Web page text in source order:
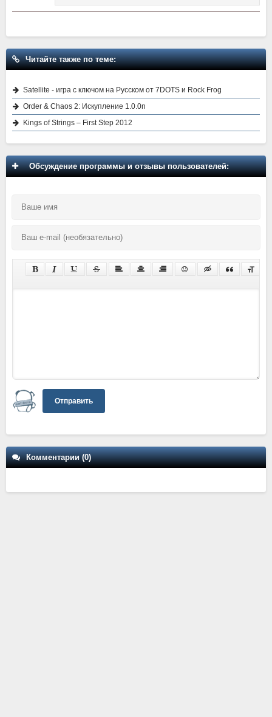
Читайте также по теме:
Satellite - игра с ключом на Русском от 7DOTS и Rock Frog
Order & Chaos 2: Искупление 1.0.0n
Kings of Strings – First Step 2012
Обсуждение программы и отзывы пользователей:
Отправить
Комментарии (0)